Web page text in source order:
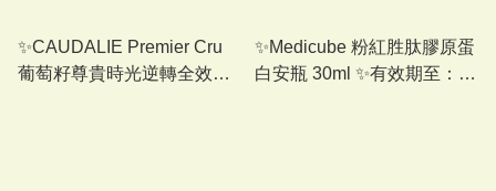
✨CAUDALIE Premier Cru
葡萄籽尊貴時光逆轉全效精
✨Medicube 粉紅胜肽膠原蛋
白安瓶 30ml ✨有效期至：